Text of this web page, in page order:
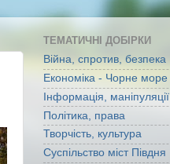
ТЕМАТИЧНІ ДОБІРКИ
Війна, спротив, безпека
Економіка - Чорне море
Інформація, маніпуляції
Політика, права
Творчість, культура
Суспільство міст Півдня